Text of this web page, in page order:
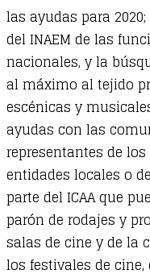
las ayudas para
del INAEM de las
nacionales, y la
al máximo al tejido
escénicas y
ayudas con las
representantes de
entidades locales o
parte del ICAA que
parón de rodajes y
salas de cine y de la
los festivales de